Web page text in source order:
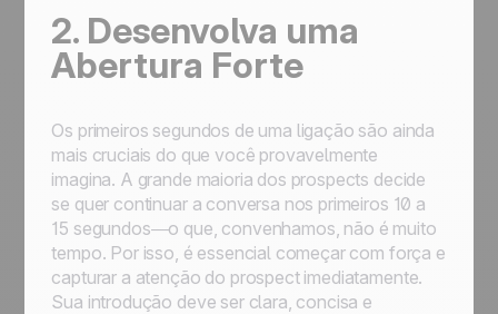
2. Desenvolva uma
Abertura Forte
Os primeiros segundos de uma ligação são ainda
mais cruciais do que você provavelmente
imagina. A grande maioria dos prospects decide
se quer continuar a conversa nos primeiros 10 a
15 segundos—o que, convenhamos, não é muito
tempo. Por isso, é essencial começar com força e
capturar a atenção do prospect imediatamente.
Sua introdução deve ser clara, concisa e